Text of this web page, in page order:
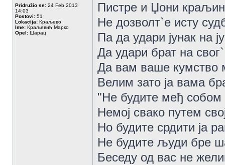
Pridružio se: 24 Feb 2013
14:03
Postovi: 51
Lokacija: Краљево
Ime: Краљевић Марко
Opel: Шарац
Пистре и Џони
Не дозволт`е исту
Па да удари јунак на
Да удари брат на
Да вам ваше кумство
Велим зато ја вама
"Не будите међ собом
Немој свако путем
Но будите срдити ја
Не будите људи бре
Беседу од вас не